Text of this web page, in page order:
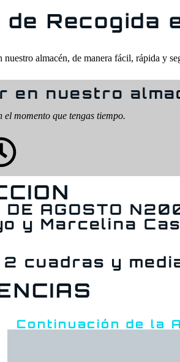
Recogida
almacén, de manera fácil, rápida y
en nuestro
momento que tengas tiempo.
AGOSTO
y Marcelina
cuadras y
Continuación de la